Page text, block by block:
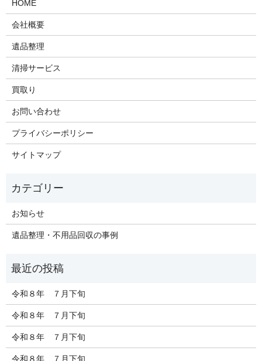
HOME
会社概要
遺品整理
清掃サービス
買取り
お問い合わせ
プライバシーポリシー
サイトマップ
お知らせ
遺品整理・不用品回収の事例
令和８年 ７月下旬
令和８年 ７月下旬
令和８年 ７月下旬
令和８年 ７月下旬